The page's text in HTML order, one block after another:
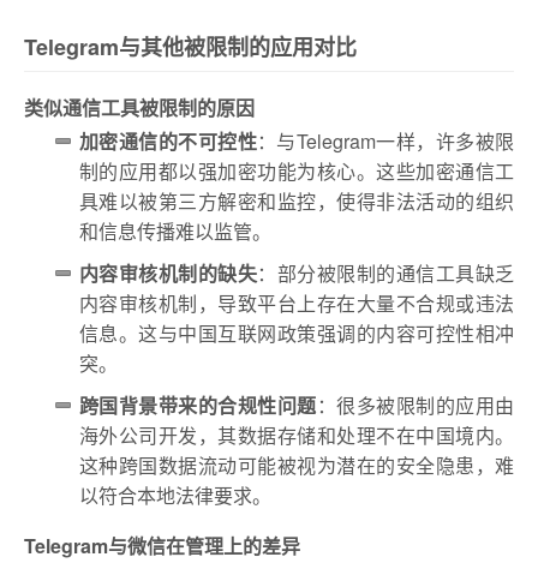
Telegram与其他被限制的应用对比
类似通信工具被限制的原因
加密通信的不可控性：与Telegram一样，许多被限
制的应用都以强加密功能为核心。这些加密通信工
具难以被第三方解密和监控，使得非法活动的组织
和信息传播难以监管。
内容审核机制的缺失：部分被限制的通信工具缺乏
内容审核机制，导致平台上存在大量不合规或违法
信息。这与中国互联网政策强调的内容可控性相冲
突。
跨国背景带来的合规性问题：很多被限制的应用由
海外公司开发，其数据存储和处理不在中国境内。
这种跨国数据流动可能被视为潜在的安全隐患，难
以符合本地法律要求。
Telegram与微信在管理上的差异